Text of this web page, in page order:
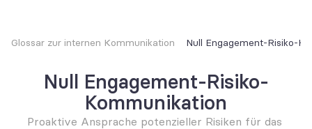
Glossar zur internen Kommunikation Null Engagement-Risiko-
Null Engagement-Risiko-
Kommunikation
Proaktive Ansprache potenzieller Risiken für das